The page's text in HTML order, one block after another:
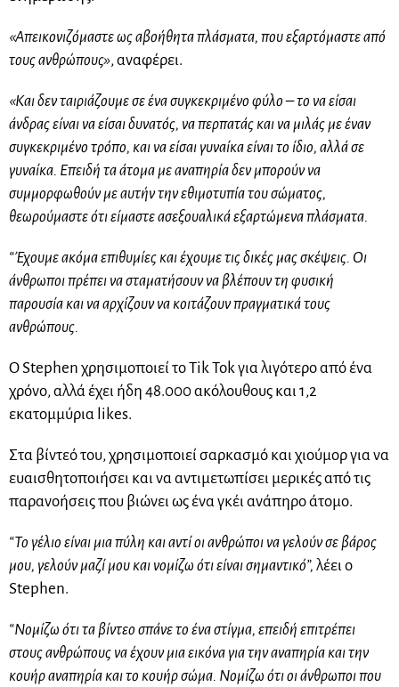
«Απεικονιζόμαστε ως αβοήθητα πλάσματα, που εξαρτόμαστε από
τους ανθρώπους», αναφέρει.
«Και δεν ταιριάζουμε σε ένα συγκεκριμένο φύλο – το να είσαι
άνδρας είναι να είσαι δυνατός, να περπατάς και να μιλάς με έναν
συγκεκριμένο τρόπο, και να είσαι γυναίκα είναι το ίδιο, αλλά σε
γυναίκα. Επειδή τα άτομα με αναπηρία δεν μπορούν να
συμμορφωθούν με αυτήν την εθιμοτυπία του σώματος,
θεωρούμαστε ότι είμαστε ασεξουαλικά εξαρτώμενα πλάσματα.
“Έχουμε ακόμα επιθυμίες και έχουμε τις δικές μας σκέψεις. Οι
άνθρωποι πρέπει να σταματήσουν να βλέπουν τη φυσική
παρουσία και να αρχίζουν να κοιτάζουν πραγματικά τους
ανθρώπους.
Ο Stephen χρησιμοποιεί το Tik Tok για λιγότερο από ένα
χρόνο, αλλά έχει ήδη 48.000 ακόλουθους και 1,2
εκατομμύρια likes.
Στα βίντεό του, χρησιμοποιεί σαρκασμό και χιούμορ για να
ευαισθητοποιήσει και να αντιμετωπίσει μερικές από τις
παρανοήσεις που βιώνει ως ένα γκέι ανάπηρο άτομο.
“Το γέλιο είναι μια πύλη και αντί οι ανθρώποι να γελούν σε βάρος
μου, γελούν μαζί μου και νομίζω ότι είναι σημαντικό”, λέει ο
Stephen.
“Νομίζω ότι τα βίντεο σπάνε το ένα στίγμα, επειδή επιτρέπει
στους ανθρώπους να έχουν μια εικόνα για την αναπηρία και την
κουήρ αναπηρία και το κουήρ σώμα. Νομίζω ότι οι άνθρωποι που